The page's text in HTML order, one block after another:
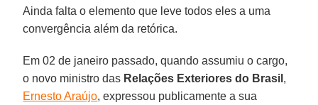
Ainda falta o elemento que leve todos eles a uma
convergência além da retórica.
Em 02 de janeiro passado, quando assumiu o cargo,
o novo ministro das Relações Exteriores do Brasil ,
Ernesto Araújo, expressou publicamente a sua